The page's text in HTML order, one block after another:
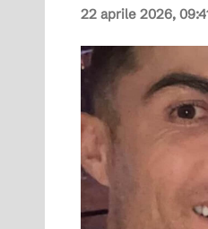
22 aprile 2026,